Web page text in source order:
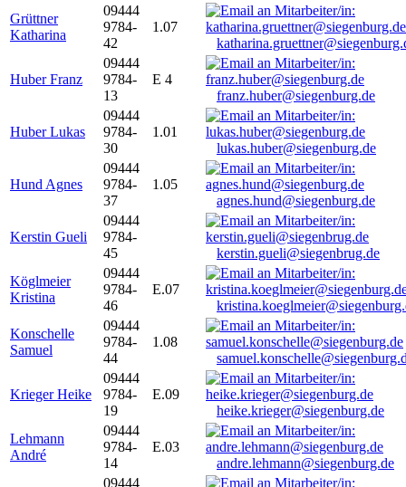
Grüttner
Katharina
09444
9784-
42
1.07
Huber Franz
09444
9784-
13
E 4
franz.huber@siegenburg.de
Huber Lukas
09444
9784-
30
1.01
lukas.huber@siegenburg.de
Hund Agnes
09444
9784-
37
1.05
agnes.hund@siegenburg.de
Kerstin Gueli
09444
9784-
45
kerstin.gueli@siegenbrug.de
Köglmeier
Kristina
09444
9784-
46
E.07
Konschelle
Samuel
09444
9784-
44
1.08
Krieger Heike
09444
9784-
19
E.09
heike.krieger@siegenburg.de
Lehmann
André
09444
9784-
14
E.03
andre.lehmann@siegenburg.de
09444